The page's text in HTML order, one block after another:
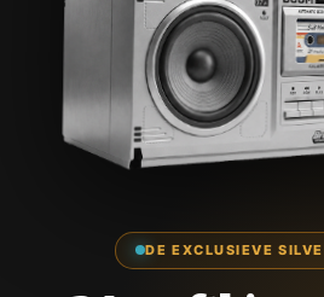
DE EXCLUSIEVE